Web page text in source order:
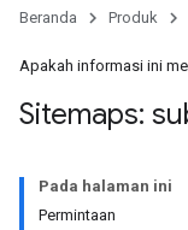
Beranda Produk
Apakah informasi ini
Sitemaps:
Pada halaman ini
Permintaan